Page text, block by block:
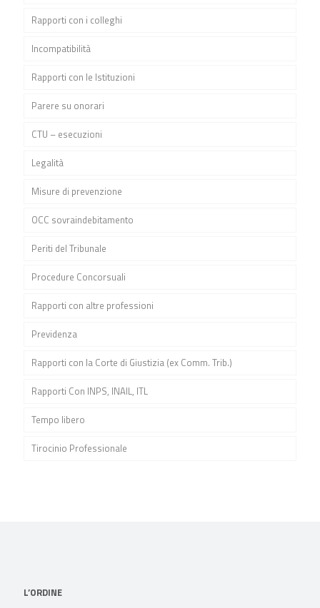
Rapporti con i colleghi
Incompatibilità
Rapporti con le Istituzioni
Parere su onorari
CTU – esecuzioni
Legalità
Misure di prevenzione
OCC sovraindebitamento
Periti del Tribunale
Procedure Concorsuali
Rapporti con altre professioni
Previdenza
Rapporti con la Corte di Giustizia (ex Comm. Trib.)
Rapporti Con INPS, INAIL, ITL
Tempo libero
Tirocinio Professionale
L’ORDINE